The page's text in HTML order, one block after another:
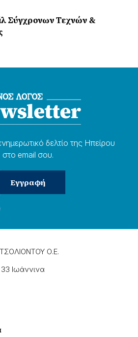
Σύγχρονων Τεχνών &
δελτίο της Ηπείρου
στο email σου.
Ο.Ε.
Ιωάννɩνα